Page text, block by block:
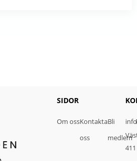
SIDOR
Om ossKontakta
oss
Bli
medlem